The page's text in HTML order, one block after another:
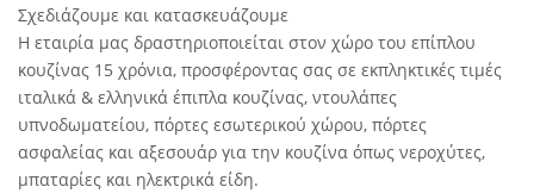
Σχεδιάζουμε και κατασκευάζουμε
Η εταιρία μας δραστηριοποιείται στον χώρο του επίπλου
κουζίνας 15 χρόνια, προσφέροντας σας σε εκπληκτικές τιμές
ιταλικά & ελληνικά έπιπλα κουζίνας, ντουλάπες
υπνοδωματείου, πόρτες εσωτερικού χώρου, πόρτες
ασφαλείας και αξεσουάρ για την κουζίνα όπως νεροχύτες,
μπαταρίες και ηλεκτρικά είδη.